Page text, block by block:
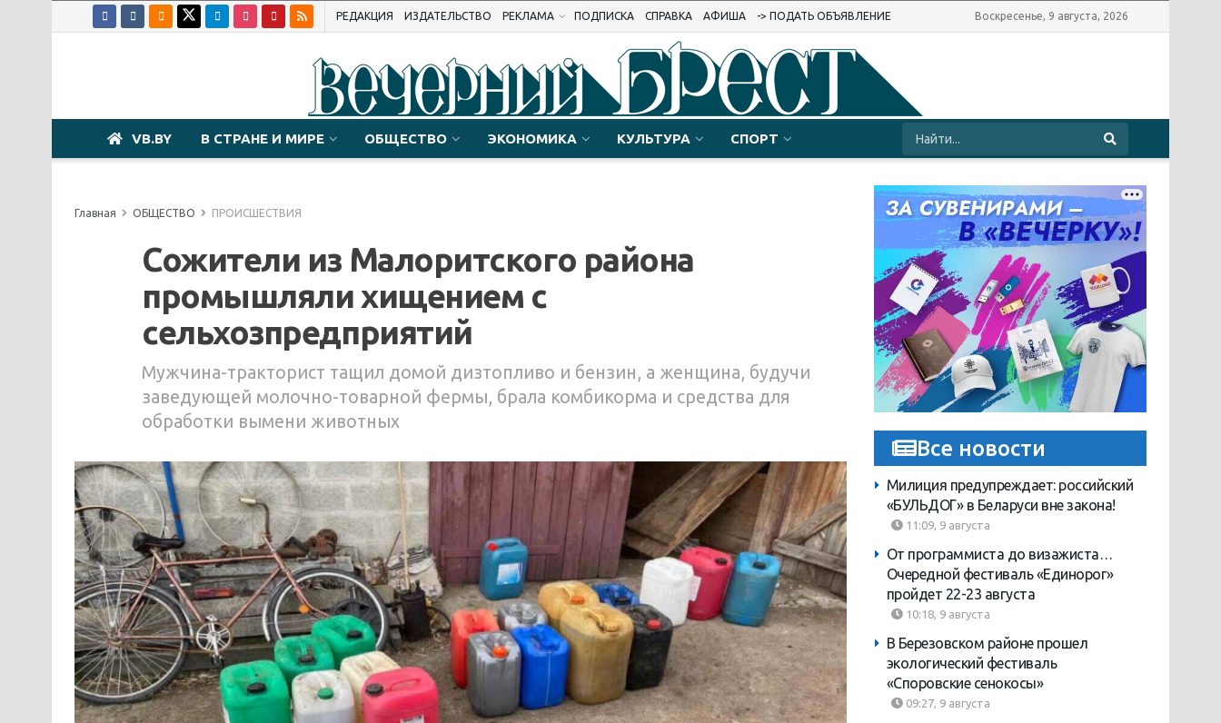
РЕДАКЦИЯ ИЗДАТЕЛЬСТВО РЕКЛАМА ПОДПИСКА СПРАВКА АФИША -> ПОДАТЬ ОБЪЯВЛЕНИЕ Воскресенье, 9 августа, 2026
VB.BY В СТРАНЕ И МИРЕ ОБЩЕСТВО ЭКОНОМИКА КУЛЬТУРА СПОРТ
Главная ОБЩЕСТВО ПРОИСШЕСТВИЯ
Сожители из Малоритского района
промышляли хищением с
сельхозпредприятий
Мужчина-тракторист тащил домой дизтопливо и бензин, а женщина, будучи
заведующей молочно-товарной фермы, брала комбикорма и средства для
обработки вымени животных
Все новости
Милиция предупреждает: российский
«БУЛЬДОГ» в Беларуси вне закона!
11:09, 9 августа
От программиста до визажиста…
Очередной фестиваль «Единорог»
пройдет 22-23 августа
10:18, 9 августа
В Березовском районе прошел
экологический фестиваль
«Споровские сенокосы»
09:27, 9 августа